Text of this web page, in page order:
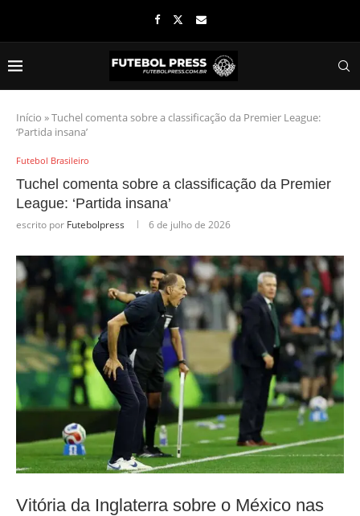
Início »Tuchel comenta sobre a classificação da Premier League:
‘Partida insana’
Futebol Brasileiro
Tuchel comenta sobre a classificação da Premier
League: ‘Partida insana’
escrito por Futebolpress 6 de julho de 2026
Vitória da Inglaterra sobre o México nas